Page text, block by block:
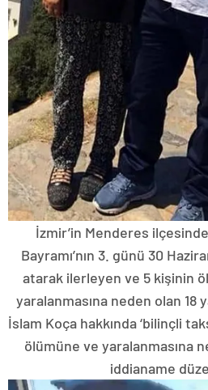
İzmir’in Menderes
Bayramı’nın 3. günü 30
atarak ilerleyen ve 5 kişinin
yaralanmasına neden olan 18
İslam Koça hakkında ‘bilinçli
ölümüne ve yaralanmasına
iddianame